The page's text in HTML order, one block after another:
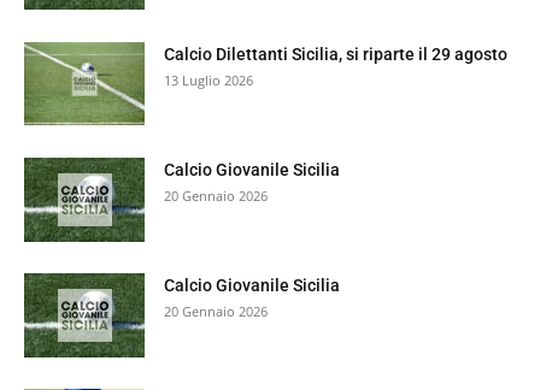
Calcio Dilettanti Sicilia, si riparte il 29 agosto
13 Luglio 2026
Calcio Giovanile Sicilia
20 Gennaio 2026
Calcio Giovanile Sicilia
20 Gennaio 2026